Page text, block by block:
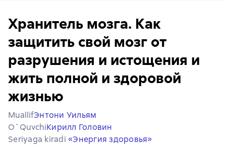
Хранитель мозга. Как
защитить свой мозг от
разрушения и истощения и
жить полной и здоровой
жизнью
MuallifЭнтони Уильям
O`quvchiКирилл Головин
Seriyaga kiradi «Энергия здоровья»